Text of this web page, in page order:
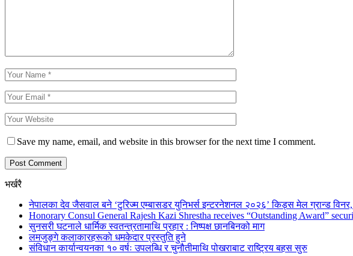
Save my name, email, and website in this browser for the next time I comment.
भर्खरै
नेपालका देव जैसवाल बने ‘टुरिज्म एम्बासडर युनिभर्स इन्टरनेशनल २०२६’ किड्स मेल ग्रान्ड विनर,
Honorary Consul General Rajesh Kazi Shrestha receives “Outstanding Award”
सुनसरी घटनाले धार्मिक स्वतन्त्रतामाथि प्रहार : निष्पक्ष छानबिनको माग
लमजुङ्गे कलाकारहरूकाे धमकेदार प्रस्तुति हुने
संविधान कार्यान्वयनका १० वर्षः उपलब्धि र चुनौतीमाथि पोखराबाट राष्ट्रिय बहस सुरु